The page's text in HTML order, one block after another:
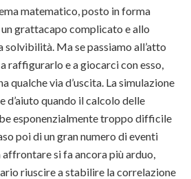
matematico, posto in forma
grattacapo complicato e allo
solvibilità. Ma se passiamo all’atto
raffigurarlo e a giocarci con esso,
qualche via d’uscita. La simulazione
d’aiuto quando il calcolo delle
esponenzialmente troppo difficile
poi di un gran numero di eventi
si fa ancora più arduo,
riuscire a stabilire la correlazione